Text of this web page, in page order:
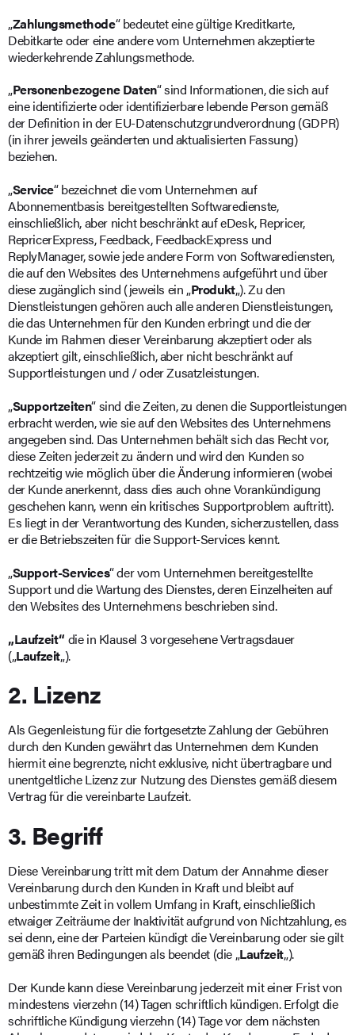
„Zahlungsmethode“ bedeutet eine gültige Kreditkarte,
Debitkarte oder eine andere vom Unternehmen akzeptierte
wiederkehrende Zahlungsmethode.
„Personenbezogene Daten“ sind Informationen, die sich auf
eine identifizierte oder identifizierbare lebende Person gemäß
der Definition in der EU-Datenschutzgrundverordnung (GDPR)
(in ihrer jeweils geänderten und aktualisierten Fassung)
beziehen.
„Service“ bezeichnet die vom Unternehmen auf
Abonnementbasis bereitgestellten Softwaredienste,
einschließlich, aber nicht beschränkt auf eDesk, Repricer,
RepricerExpress, Feedback, FeedbackExpress und
ReplyManager, sowie jede andere Form von Softwarediensten,
die auf den Websites des Unternehmens aufgeführt und über
diese zugänglich sind (jeweils ein „Produkt„). Zu den
Dienstleistungen gehören auch alle anderen Dienstleistungen,
die das Unternehmen für den Kunden erbringt und die der
Kunde im Rahmen dieser Vereinbarung akzeptiert oder als
akzeptiert gilt, einschließlich, aber nicht beschränkt auf
Supportleistungen und / oder Zusatzleistungen.
„Supportzeiten“ sind die Zeiten, zu denen die Supportleistungen
erbracht werden, wie sie auf den Websites des Unternehmens
angegeben sind. Das Unternehmen behält sich das Recht vor,
diese Zeiten jederzeit zu ändern und wird den Kunden so
rechtzeitig wie möglich über die Änderung informieren (wobei
der Kunde anerkennt, dass dies auch ohne Vorankündigung
geschehen kann, wenn ein kritisches Supportproblem auftritt).
Es liegt in der Verantwortung des Kunden, sicherzustellen, dass
er die Betriebszeiten für die Support-Services kennt.
„Support-Services“ der vom Unternehmen bereitgestellte
Support und die Wartung des Dienstes, deren Einzelheiten auf
den Websites des Unternehmens beschrieben sind.
„Laufzeit“ die in Klausel 3 vorgesehene Vertragsdauer
(„Laufzeit„).
2. Lizenz
Als Gegenleistung für die fortgesetzte Zahlung der Gebühren
durch den Kunden gewährt das Unternehmen dem Kunden
hiermit eine begrenzte, nicht exklusive, nicht übertragbare und
unentgeltliche Lizenz zur Nutzung des Dienstes gemäß diesem
Vertrag für die vereinbarte Laufzeit.
3. Begriff
Diese Vereinbarung tritt mit dem Datum der Annahme dieser
Vereinbarung durch den Kunden in Kraft und bleibt auf
unbestimmte Zeit in vollem Umfang in Kraft, einschließlich
etwaiger Zeiträume der Inaktivität aufgrund von Nichtzahlung, es
sei denn, eine der Parteien kündigt die Vereinbarung oder sie gilt
gemäß ihren Bedingungen als beendet (die „Laufzeit„).
Der Kunde kann diese Vereinbarung jederzeit mit einer Frist von
mindestens vierzehn (14) Tagen schriftlich kündigen. Erfolgt die
schriftliche Kündigung vierzehn (14) Tage vor dem nächsten